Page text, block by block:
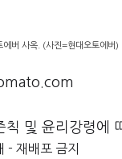
에버 사옥. (사진=현대오토에버)
및 윤리강령에
- 재배포 금지